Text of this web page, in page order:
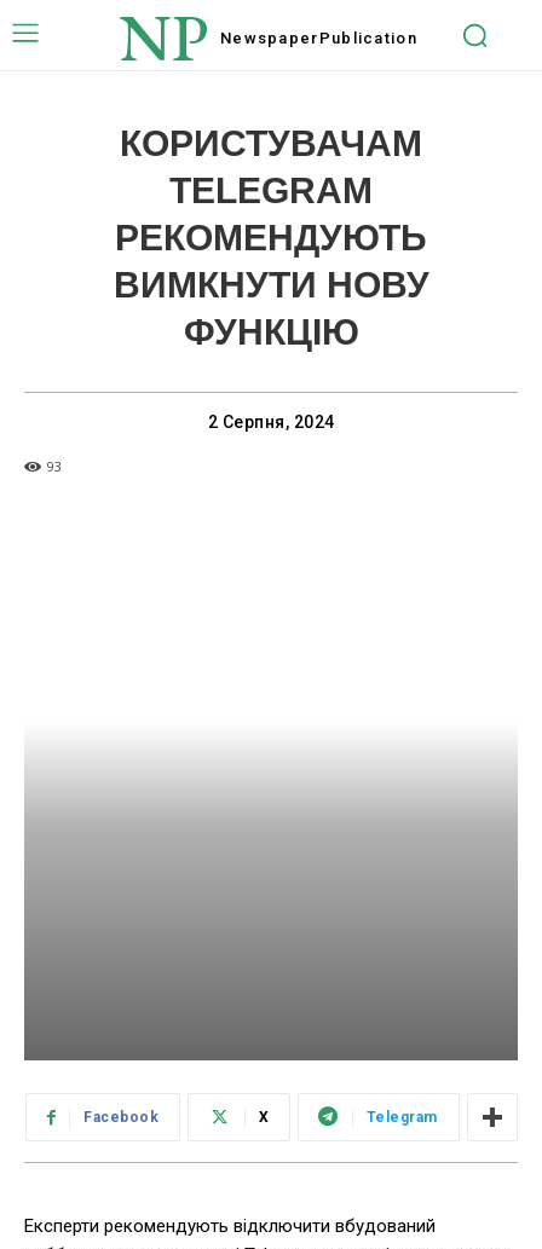
NP Newspaper Publication
КОРИСТУВАЧАМ
TELEGRAM
РЕКОМЕНДУЮТЬ
ВИМКНУТИ НОВУ
ФУНКЦІЮ
2 Серпня, 2024
93
Facebook X Telegram
Експерти рекомендують відключити вбудований